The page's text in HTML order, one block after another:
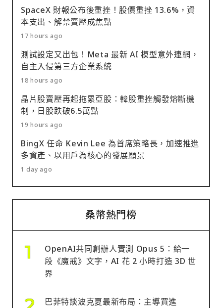
SpaceX 財報公布後重挫！股價重挫 13.6%，資
本支出、解禁賣壓成焦點
17 hours ago
測試設定又出包！Meta 最新 AI 模型意外連網，
自主入侵第三方企業系統
18 hours ago
晶片股賣壓再起拖累亞股：韓股重挫觸發熔斷機
制，日股跌破6.5萬點
19 hours ago
BingX 任命 Kevin Lee 為首席策略長，加速推進
多資產、以用戶為核心的發展願景
1 day ago
桑幣熱門榜
OpenAI共同創辦人實測 Opus 5：給一
段《魔戒》文字，AI 花 2 小時打造 3D 世
界
巴菲特談波克夏最新布局：主導買進